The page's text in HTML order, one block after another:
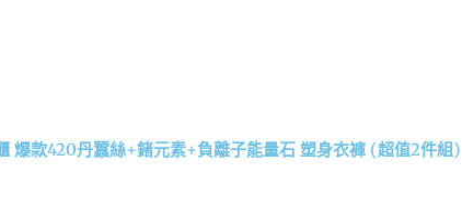
爆款420丹蠶絲+鍺元素+負離子能量石 塑身衣褲 (超值2件組)